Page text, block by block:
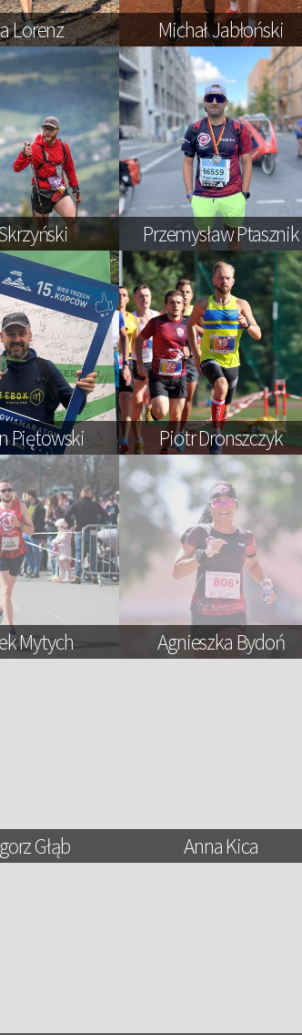
Lorenz Michał Jabłoński
Przemysław Ptasznik
Piętowski Piotr Dronszczyk
Mytych Agnieszka Bydoń
Głąb Anna Kica